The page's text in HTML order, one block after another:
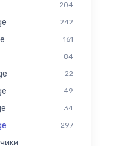
204
242
161
84
22
49
34
297